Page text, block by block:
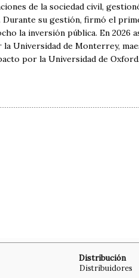
de la sociedad civil,
Durante su gestión, firmó el
la inversión pública. En 2026
Universidad de Monterrey,
por la Universidad de Oxford.
Distribución
Distribuidores